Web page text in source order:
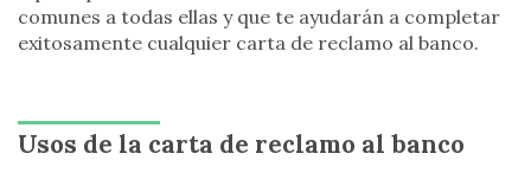
comunes a todas ellas y que te ayudarán a completar
exitosamente cualquier carta de reclamo al banco.
Usos de la carta de reclamo al banco